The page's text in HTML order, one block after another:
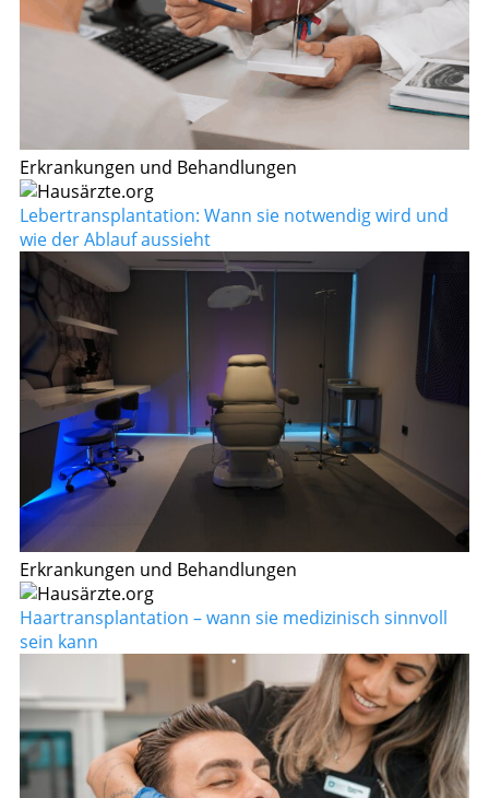
Erkrankungen und Behandlungen
Lebertransplantation: Wann sie notwendig wird und
wie der Ablauf aussieht
Erkrankungen und Behandlungen
Haartransplantation – wann sie medizinisch sinnvoll
sein kann